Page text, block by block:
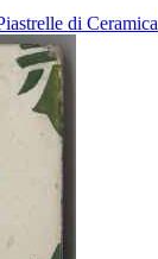
di Ceramica